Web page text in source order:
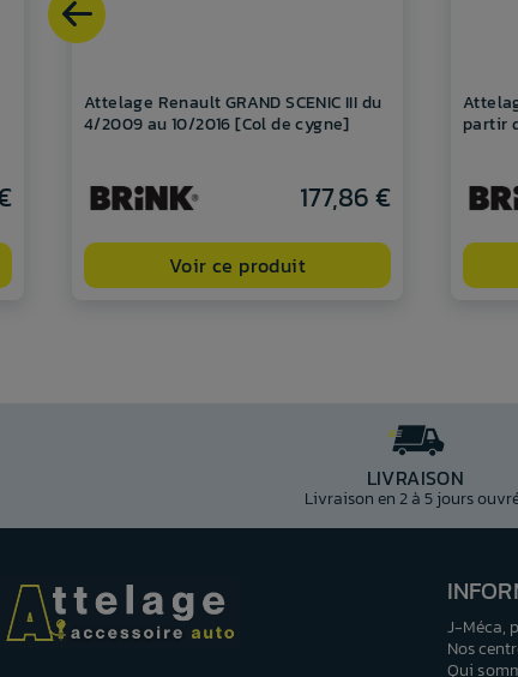
Attelage Renault GRAND SCENIC III du
4/2009 au 10/2016 [Col de cygne]
177,86 €
Voir ce produit
partir
LIVRAISON
Livraison en 2 à 5 jours
J-Méca,
Nos
Qui